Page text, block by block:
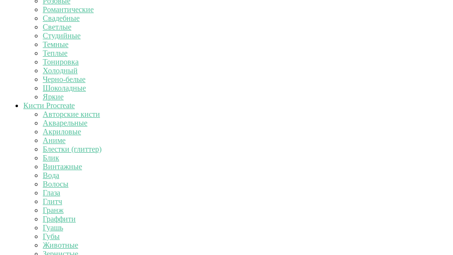
Романтические
Свадебные
Светлые
Студийные
Темные
Теплые
Тонировка
Холодный
Черно-белые
Шоколадные
Яркие
Кисти Procreate
Авторские кисти
Акварельные
Акриловые
Аниме
Блестки (глиттер)
Блик
Винтажные
Вода
Волосы
Глаза
Глитч
Гранж
Граффити
Гуашь
Губы
Животные